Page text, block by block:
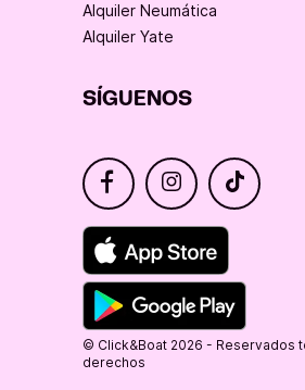
Alquiler Neumática
Alquiler Yate
SÍGUENOS
© Click&Boat 2026 - Reservados
derechos